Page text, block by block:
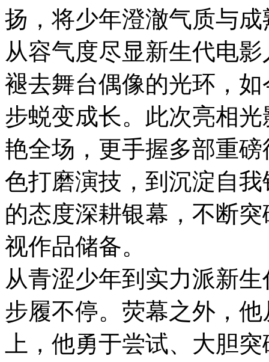
扬，将少年澄澈气质与
从容气度尽显新生代电
褪去舞台偶像的光环，
步蜕变成长。此次亮相
艳全场，更手握多部重
色打磨演技，到沉淀自
的态度深耕银幕，不断
视作品储备。
从青涩少年到实力派新
步履不停。荧幕之外，
上，他勇于尝试、大胆